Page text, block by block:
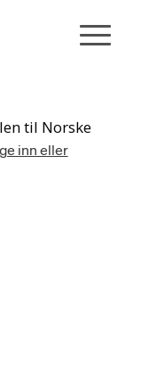
til Norske
inn eller